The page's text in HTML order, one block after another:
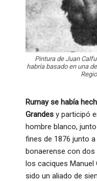
Pintura de Juan
habría basado en una
Rumay se había
Grandes y participó
hombre blanco,
fines de 1876 junto
bonaerense con
los caciques Manuel
sido un aliado de